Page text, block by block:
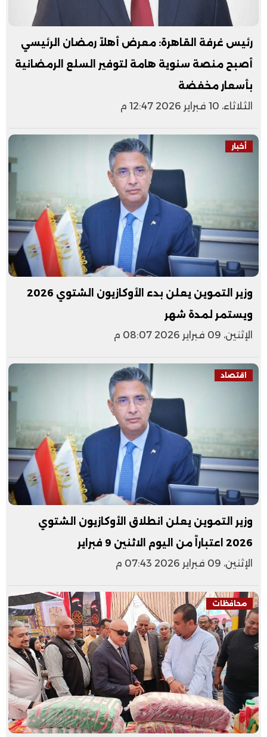
رئيس غرفة القاهرة: معرض أهلاً رمضان الرئيسي
أصبح منصة سنوية هامة لتوفير السلع الرمضانية
بأسعار مخفضة
الثلاثاء، 10 فبراير 2026 12:47 م
أخبار
وزير التموين يعلن بدء الأوكازيون الشتوي 2026
ويستمر لمدة شهر
الإثنين، 09 فبراير 2026 08:07 م
اقتصاد
وزير التموين يعلن انطلاق الأوكازيون الشتوي
2026 اعتباراً من اليوم الاثنين 9 فبراير
الإثنين، 09 فبراير 2026 07:43 م
محافظات